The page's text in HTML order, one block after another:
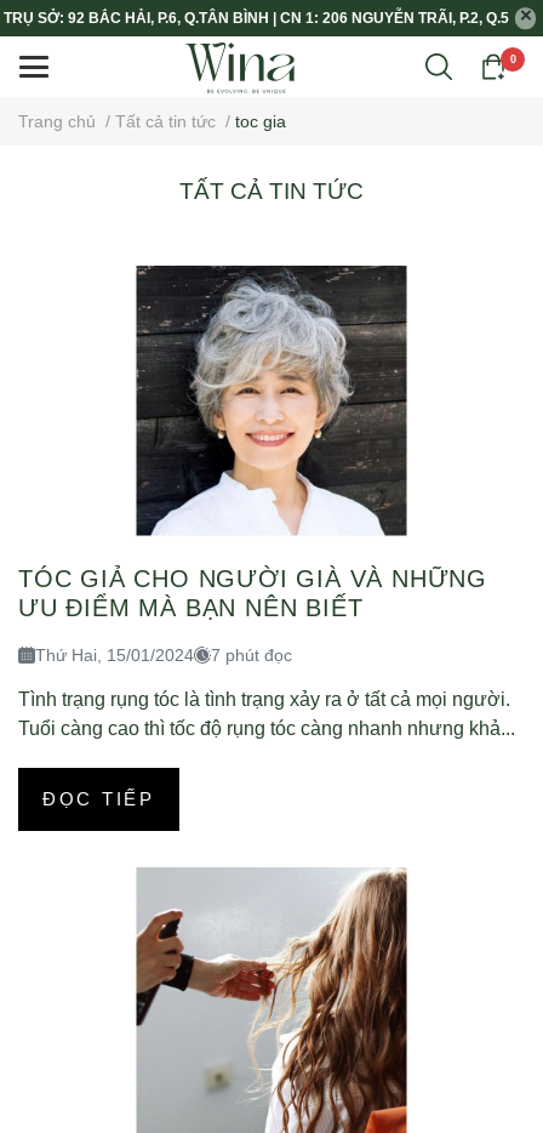
TRỤ SỞ: 92 BẮC HẢI, P.6, Q.TÂN BÌNH | CN 1: 206 NGUYỄN TRÃI, P.2, Q.5
0
Trang chủ / Tất cả tin tức / toc gia
TẤT CẢ TIN TỨC
TÓC GIẢ CHO NGƯỜI GIÀ VÀ NHỮNG
ƯU ĐIỂM MÀ BẠN NÊN BIẾT
Thứ Hai, 15/01/2024 7 phút đọc
Tình trạng rụng tóc là tình trạng xảy ra ở tất cả mọi người.
Tuổi càng cao thì tốc độ rụng tóc càng nhanh nhưng khả...
ĐỌC TIẾP